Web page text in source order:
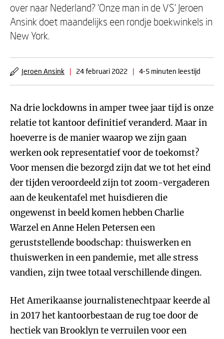
over naar Nederland? ‘Onze man in de VS’ Jeroen
Ansink doet maandelijks een rondje boekwinkels in
New York.
Jeroen Ansink | 24 februari 2022 | 4-5 minuten leestijd
Na drie lockdowns in amper twee jaar tijd is onze
relatie tot kantoor definitief veranderd. Maar in
hoeverre is de manier waarop we zijn gaan
werken ook representatief voor de toekomst?
Voor mensen die bezorgd zijn dat we tot het eind
der tijden veroordeeld zijn tot zoom-vergaderen
aan de keukentafel met huisdieren die
ongewenst in beeld komen hebben Charlie
Warzel en Anne Helen Petersen een
geruststellende boodschap: thuiswerken en
thuiswerken in een pandemie, met alle stress
vandien, zijn twee totaal verschillende dingen.
Het Amerikaanse journalistenechtpaar keerde al
in 2017 het kantoorbestaan de rug toe door de
hectiek van Brooklyn te verruilen voor een